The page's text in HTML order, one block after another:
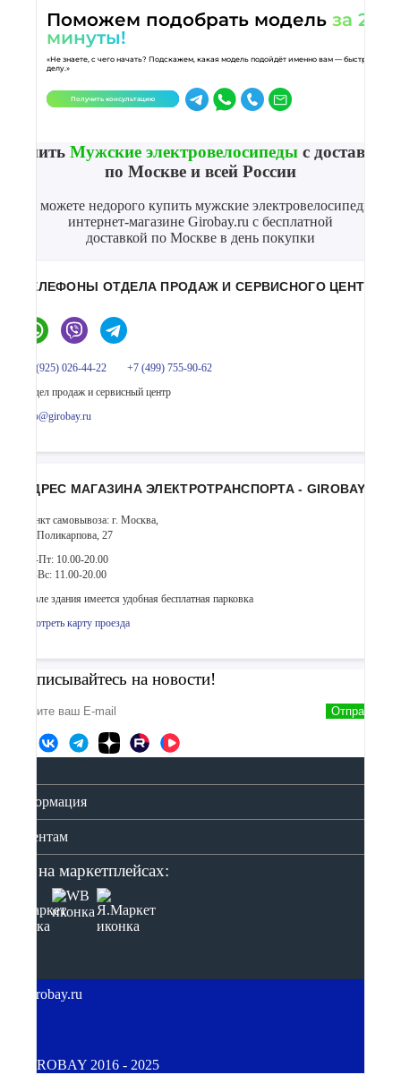
Поможем подобрать модель за 2
минуты!
«Не знаете, с чего начать? Подскажем, какая модель подойдёт именно вам — быстро и по
делу.»
Получить консультацию
Купить Мужские электровелосипеды с доставкой
по Москве и всей России
Вы можете недорого купить мужские электровелосипеды в
интернет-магазине Girobay.ru с бесплатной
доставкой по Москве в день покупки
ТЕЛЕФОНЫ ОТДЕЛА ПРОДАЖ И СЕРВИСНОГО ЦЕНТРА
+7 (925) 026-44-22
+7 (499) 755-90-62
Отдел продаж и сервисный центр
info@girobay.ru
АДРЕС МАГАЗИНА ЭЛЕКТРОТРАНСПОРТА - GIROBAY
Пункт самовывоза: г. Москва,
ул. Поликарпова, 27
Пн-Пт: 10.00-20.00
Сб-Вс: 11.00-20.00
Возле здания имеется удобная бесплатная парковка
Смотреть карту проезда
Подписывайтесь на новости!
Отправить
Информация
Клиентам
Мы на маркетплейсах:
© GIROBAY 2016 - 2025